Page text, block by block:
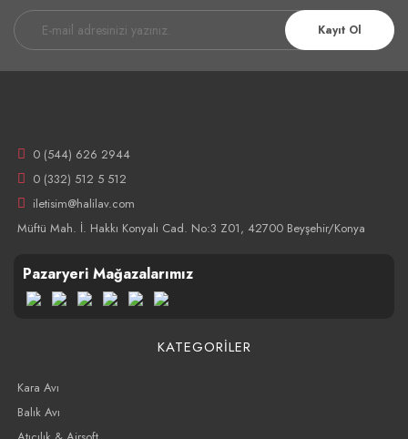
Kayıt Ol
0 (544) 626 2944
0 (332) 512 5 512
iletisim@halilav.com
Müftü Mah. İ. Hakkı Konyalı Cad. No:3 Z01, 42700 Beyşehir/Konya
Pazaryeri Mağazalarımız
KATEGORİLER
Kara Avı
Balık Avı